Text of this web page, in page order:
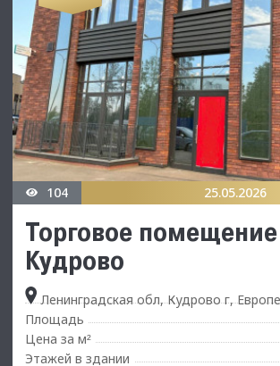
104 25.05.2026
Торговое
Кудрово
Ленинградская обл, Кудрово г,
Площадь
Цена за м²
Этажей в здании